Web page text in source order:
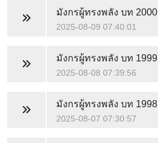
มังกรผู้ทรงพลัง บท 2000
2025-08-09 07:40:01
มังกรผู้ทรงพลัง บท 1999
2025-08-08 07:39:56
มังกรผู้ทรงพลัง บท 1998
2025-08-07 07:30:57